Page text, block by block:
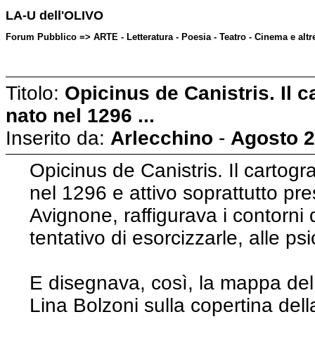
LA-U dell'OLIVO
Forum Pubblico => ARTE - Letteratura - Poesia - Teatro - Cinema e
Titolo: Opicinus de Canistris. Il
nato nel 1296 ...
Inserito da: Arlecchino - Agosto
Opicinus de Canistris. Il
nel 1296 e attivo soprattutto
Avignone, raffigurava i contorni
tentativo di esorcizzarle, alle
E disegnava, così, la mappa
Lina Bolzoni sulla copertina